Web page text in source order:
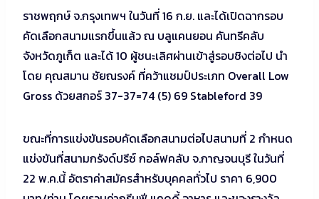
ราชพฤกษ์ จ.กรุงเทพฯ ในวันที่ 16 ก.ย. และได้เปิดฉากรอบ
คัดเลือกสนามแรกขึ้นแล้ว ณ บลูแคนยอน คันทรีคลับ
จังหวัดภูเก็ต และได้ 10 ผู้ชนะเลิศผ่านเข้าสู่รอบชิงต่อไป นำ
โดย คุณสมาน ชัยณรงค์ ที่คว้าแชมป์ประเภท Overall Low
Gross ด้วยสกอร์ 37-37=74 (5) 69 Stableford 39
ขณะที่การแข่งขันรอบคัดเลือกสนามต่อไปสนามที่ 2 กำหนด
แข่งขันที่สนามกรังด์ปรีซ์ กอล์ฟคลับ จ.กาญจนบุรี ในวันที่
22 พ.ค.นี้ อัตราค่าสมัครสำหรับบุคคลทั่วไป ราคา 6,900